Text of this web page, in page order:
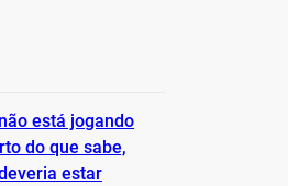
está jogando
do que sabe,
estar